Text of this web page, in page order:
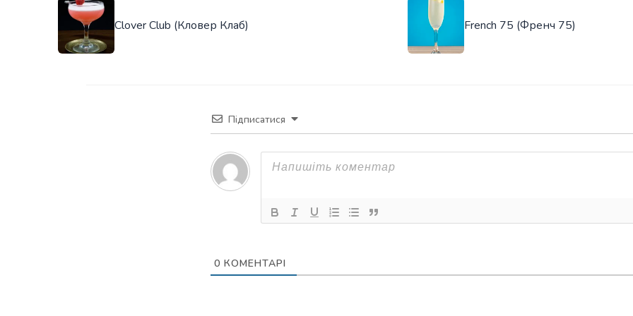
Clover Club (Кловер Клаб) French 75 (Френч 75)
Підписатися
0 КОМЕНТАРІ